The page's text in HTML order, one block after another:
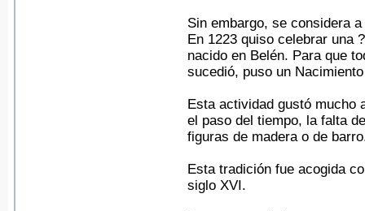
Sin embargo, se considera
En 1223 quiso celebrar una
nacido en Belén. Para que
sucedió, puso un
Esta actividad gustó mucho
el paso del tiempo, la falta
figuras de madera o de
Esta tradición fue acogida
siglo XVI.